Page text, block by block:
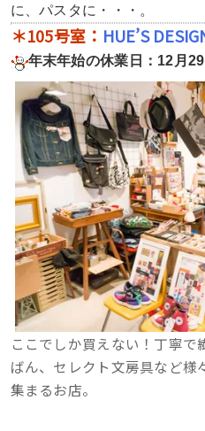
に、パスタに・・・。
＊105号室： HUE’S
年末年始の休業日：12月
ここでしか買えない！丁寧
ばん、セレクト文房具など様
集まるお店。